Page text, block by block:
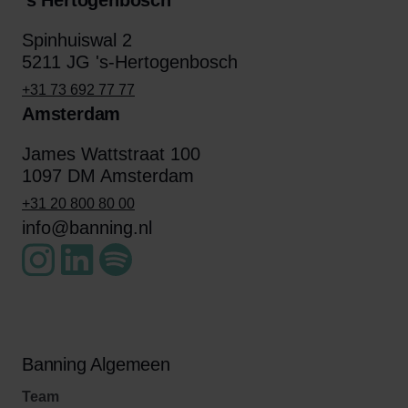
Spinhuiswal 2
5211 JG 's-Hertogenbosch
+31 73 692 77 77
Amsterdam
James Wattstraat 100
1097 DM Amsterdam
+31 20 800 80 00
info@banning.nl
Banning Algemeen
Team